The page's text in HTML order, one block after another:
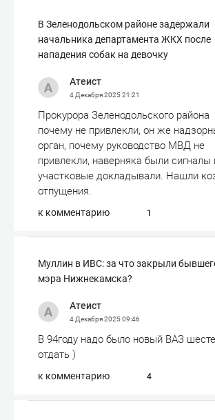
В Зеленодольском районе задержали
начальника департамента ЖКХ после
нападения собак на девочку
Атеист
4 Декабря 202521:21
Прокурора Зеленодольского района
почему не привлекли, он же
орган, почему руководство МВД не
привлекли, наверняка были сигналы
участковые докладывали. Нашли
отпущения.
к комментарию 1
Муллин в ИВС: за что закрыли
мэра Нижнекамска?
Атеист
4 Декабря 202509:46
В 94году надо было новый ВАЗ
отдать )
к комментарию 4